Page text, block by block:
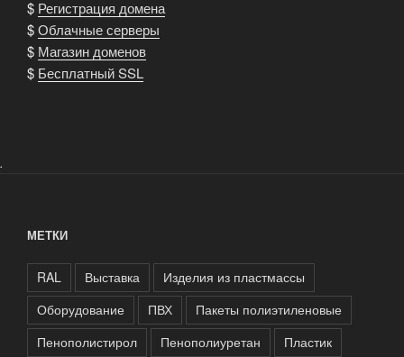
$ Регистрация домена
$Облачные серверы
$ Магазин доменов
$ Бесплатный SSL
.
МЕТКИ
RAL Выставка
Изделия из пластмассы
Оборудование
ПВХ
Пакеты полиэтиленовые
Пенополистирол
Пенополиуретан
Пластик